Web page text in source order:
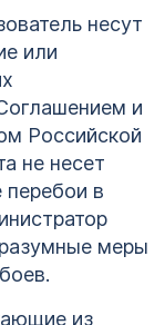
несут
или
и
Российской
не несет
перебои в
меры
из